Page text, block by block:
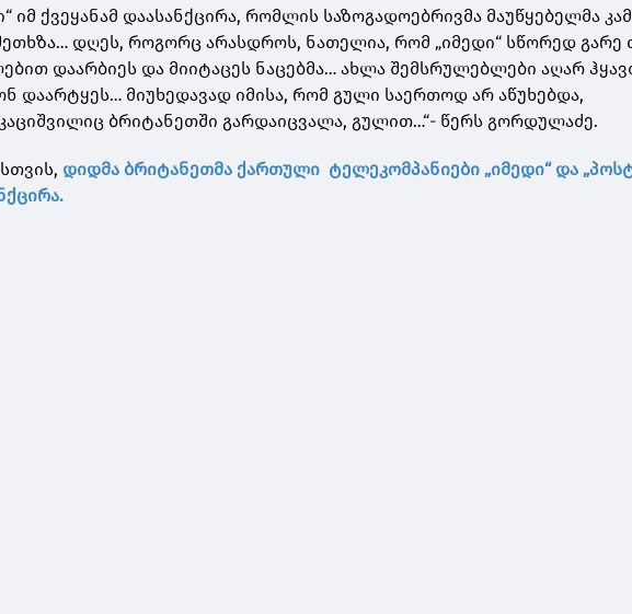
იმ ქვეყანამ დაასანქცირა, რომლის საზოგადოებრივმა მაუწყებელმა
დღეს, როგორც არასდროს, ნათელია, რომ „იმედი“ სწორედ გარე
დაარბიეს და მიიტაცეს ნაცებმა… ახლა შემსრულებლები აღარ
დაარტყეს… მიუხედავად იმისა, რომ გული საერთოდ არ აწუხებდა,
ბრიტანეთში გარდაიცვალა, გულით…“- წერს გორდულაძე.
დიდმა ბრიტანეთმა ქართული ტელეკომპანიები „იმედი“ და